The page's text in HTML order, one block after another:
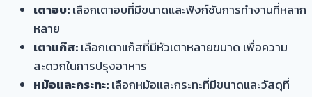
เตาอบ:เลือกเตาอบที่มีขนาดและฟังก์ชันการทำงานที่หลาก
หลาย
เตาแก๊ส:เลือกเตาแก๊สที่มีหัวเตาหลายขนาด เพื่อความ
สะดวกในการปรุงอาหาร
หม้อและกระทะ:เลือกหม้อและกระทะที่มีขนาดและวัสดุที่